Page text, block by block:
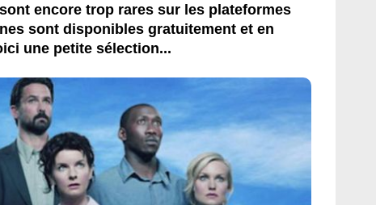
encore trop rares sur les plateformes
sont disponibles gratuitement et en
une petite sélection...